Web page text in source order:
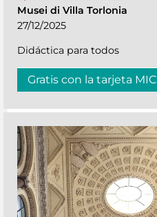
Musei di Villa Torlonia
27/12/2025
Didáctica para todos
Gratis con la tarjeta MIC